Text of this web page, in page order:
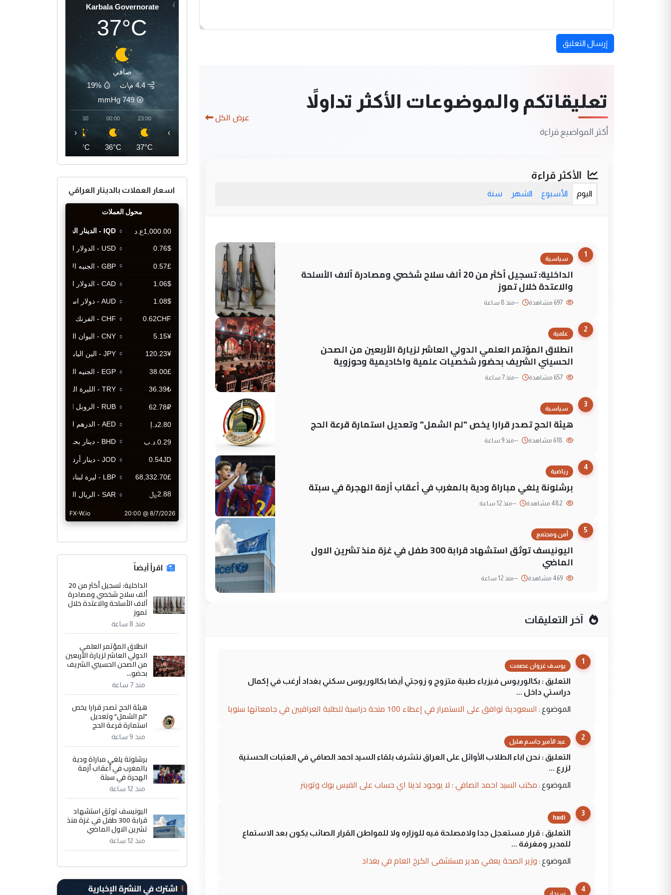
إرسال التعليق
تعليقاتكم والموضوعات الأكثر تداولاً
أكثر المواضيع قراءة
عرض الكل
الأكثر قراءة
اليوم الأسبوع الشهر سنة
1
سياسية
الداخلية: تسجيل أكثر من 20 ألف سلاح شخصي ومصادرة آلاف الأسلحة
والاعتدة خلال تموز
--منذ 8 ساعة
2
علمية
انطلاق المؤتمر العلمي الدولي العاشر لزيارة الأربعين من الصحن
الحسيني الشريف بحضور شخصيات علمية واكاديمية وحوزوية
--منذ 7 ساعة
3
سياسية
هيئة الحج تصدر قرارا يخص "لم الشمل" وتعديل استمارة قرعة الحج
--منذ 9 ساعة
4
رياضية
برشلونة يلغي مباراة ودية بالمغرب في أعقاب أزمة الهجرة في سبتة
--منذ 12 ساعة
5
أمن ومجتمع
اليونيسف توثق استشهاد قرابة 300 طفل في غزة منذ تشرين الاول
الماضي
--منذ 12 ساعة
آخر التعليقات
1
يوسف غزوان عصمت
التعليق : بكالوريوس فيزياء طبية متزوج و زوجتي أيضا بكالوريوس سكني بغداد أرغب في إكمال
دراستي داخل ...
الموضوع : السعودية توافق على الاستمرار في إعطاء 100 منحة دراسية للطلبة العراقيين في جامعاتها سنويا
2
عبد الأمير جاسم هليل
التعليق : نحن اباء الطلاب الأوائل على العراق نتشرف بلقاء السيد احمد الصافي في العتبات الحسنية
لزرع ...
الموضوع : مكتب السيد احمد الصافي : لا يوجود لدينا اي حساب على الفيس بوك وتويتر
3
hadi
التعليق : قرار مستعجل جدا ولامصلحة فيه للوزاره ولا للمواطن القرار الصائب يكون بعد الاستماع
للمدير ومغرفة ...
الموضوع : وزير الصحة يعفي مدير مستشفى الكرخ العام في بغداد
4
سردار
Karbala Governorate
37°C
صافي
4.4 م\ث
19%
749
mmHg
23:00
37°C
00:00
36°C
01:00
35°C
‹ ›
اسعار العملات بالدينار العراقي
CurrencyRate
اقرأ أيضاً
الداخلية: تسجيل أكثر من 20
ألف سلاح شخصي ومصادرة
آلاف الأسلحة والاعتدة خلال
تموز
منذ 8 ساعة
انطلاق المؤتمر العلمي
الدولي العاشر لزيارة الأربعين
من الصحن الحسيني الشريف
بحضو...
منذ 7 ساعة
هيئة الحج تصدر قرارا يخص
"لم الشمل" وتعديل
استمارة قرعة الحج
منذ 9 ساعة
برشلونة يلغي مباراة ودية
بالمغرب في أعقاب أزمة
الهجرة في سبتة
منذ 12 ساعة
اليونيسف توثق استشهاد
قرابة 300 طفل في غزة منذ
تشرين الاول الماضي
منذ 12 ساعة